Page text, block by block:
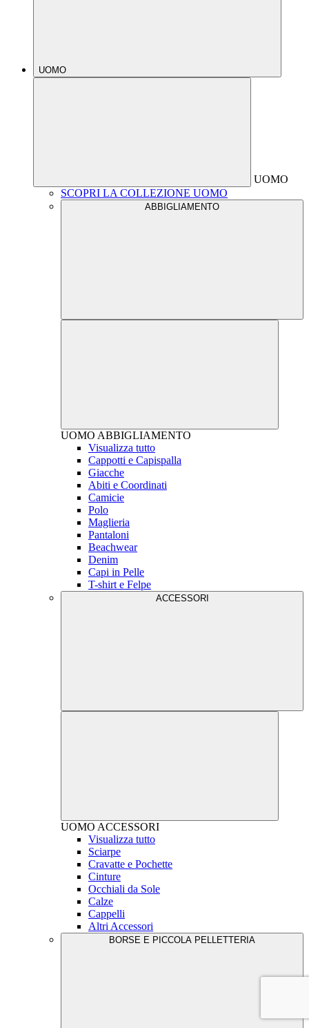
UOMO
UOMO
SCOPRI LA COLLEZIONE UOMO
ABBIGLIAMENTO
UOMO ABBIGLIAMENTO
Visualizza tutto
Cappotti e Capispalla
Giacche
Abiti e Coordinati
Camicie
Polo
Maglieria
Pantaloni
Beachwear
Denim
Capi in Pelle
T-shirt e Felpe
ACCESSORI
UOMO ACCESSORI
Visualizza tutto
Sciarpe
Cravatte e Pochette
Cinture
Occhiali da Sole
Calze
Cappelli
Altri Accessori
BORSE E PICCOLA PELLETTERIA